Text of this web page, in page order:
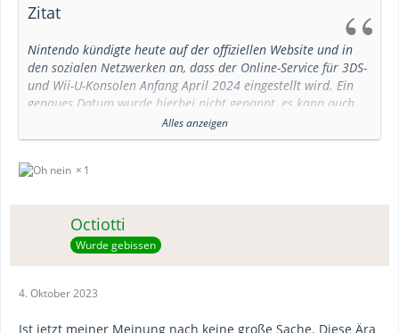
Zitat
Nintendo kündigte heute auf der offiziellen Website und in
den sozialen Netzwerken an, dass der Online-Service für 3DS-
und Wii-U-Konsolen Anfang April 2024 eingestellt wird. Ein
genaues Datum wurde hierbei nicht genannt, es kann auch
vorkommen, dass der Onlineservice bereits zu einem früheren
Zeitpunkt beendet werden kann.
In dem Q&A, das die größten bereits gestellten Fragen
(Zitat)
Wer also noch einmal Animal Crossing: New Leaf, Mario Kart
Alles anzeigen
1
Octiotti
Wurde gebissen
4. Oktober 2023
Ist jetzt meiner Meinung nach keine große Sache. Diese Ära